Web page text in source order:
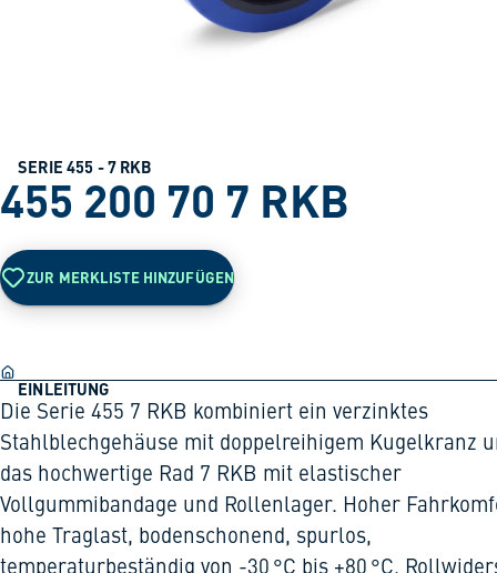
SERIE 455 - 7 RKB
455 200 70 7 RKB
ZUR MERKLISTE HINZUFÜGEN
EINLEITUNG
Die Serie 455 7 RKB kombiniert ein verzinktes
Stahlblechgehäuse mit doppelreihigem Kugelkranz
das hochwertige Rad 7 RKB mit elastischer
Vollgummibandage und Rollenlager. Hoher
hohe Traglast, bodenschonend, spurlos,
temperaturbeständig von -30 °C bis +80 °C.